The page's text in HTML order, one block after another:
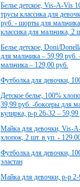
Белье детское, Vis-A-Vis
трусы классика для
руб. - шорты для
классика для мальчика, 2
Белье детское, Doni/
для мальчика – 59,99
мальчика – 129,00 руб.
Футболка для девочки,
Детское белье, 100%
39,99 руб. -боксеры для
кулирка, р-р 26-32 – 59,99
Майка для девочки, Vis-
хлопок, 2 шт. в уп. -
Футболка для девочки,
эластан
Майка для девочки, р-р 2-